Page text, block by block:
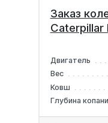
Заказ
Caterpillar
Двигатель
Вес
Ковш
Глубина